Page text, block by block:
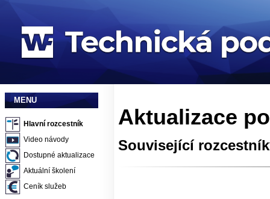
MENU
Hlavní rozcestník
Video návody
Dostupné aktualizace
Aktuální školení
Ceník služeb
Aktualizace
Související